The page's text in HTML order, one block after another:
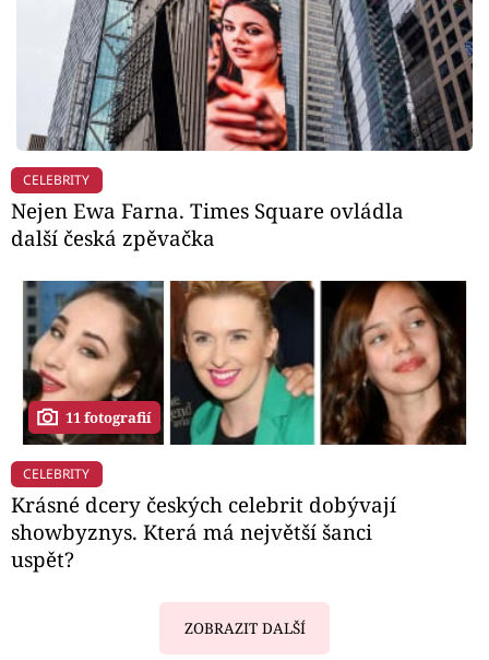
CELEBRITY
Nejen Ewa Farna. Times Square ovládla
další česká zpěvačka
11 fotografií
CELEBRITY
Krásné dcery českých celebrit dobývají
showbyznys. Která má největší šanci
uspět?
ZOBRAZIT DALŠÍ